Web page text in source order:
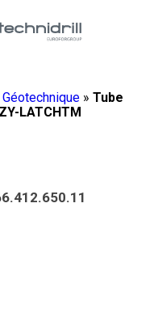
» Tube
LATCHTM